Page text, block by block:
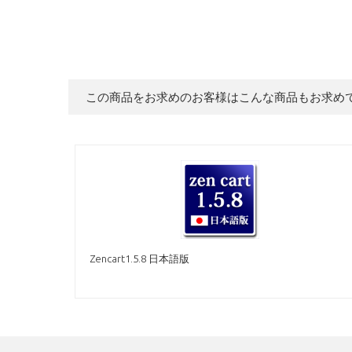
この商品をお求めのお客様はこんな商品もお求め
Zencart1.5.8 日本語版